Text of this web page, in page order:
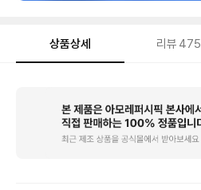
상품상세 리뷰 475